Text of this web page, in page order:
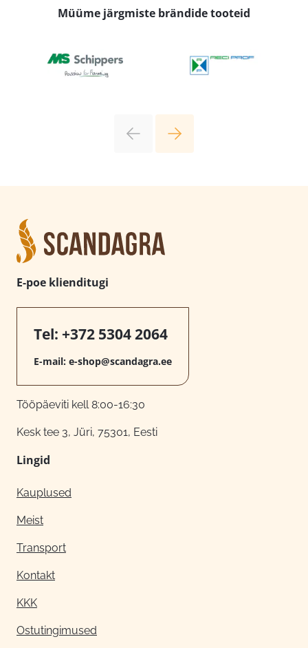
Müüme järgmiste brändide tooteid
E-poe klienditugi
Tel: +372 5304 2064
E-mail: e-shop@scandagra.ee
Tööpäeviti kell 8:00-16:30
Kesk tee 3, Jüri, 75301, Eesti
Lingid
Kauplused
Meist
Transport
Kontakt
KKK
Ostutingimused